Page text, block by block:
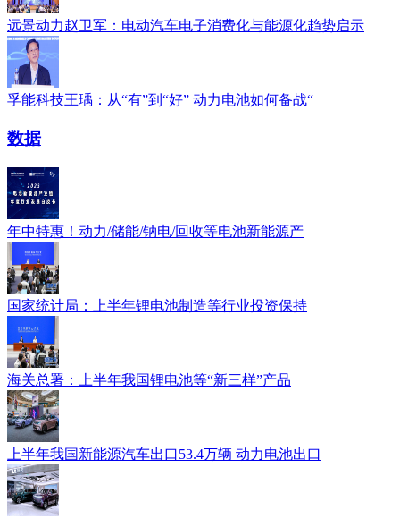
远景动力赵卫军：电动汽车电子消费化与能源化趋势启示
孚能科技王瑀：从“有”到“好” 动力电池如何备战“
数据
年中特惠！动力/储能/钠电/回收等电池新能源产
国家统计局：上半年锂电池制造等行业投资保持
海关总署：上半年我国锂电池等“新三样”产品
上半年我国新能源汽车出口53.4万辆 动力电池出口